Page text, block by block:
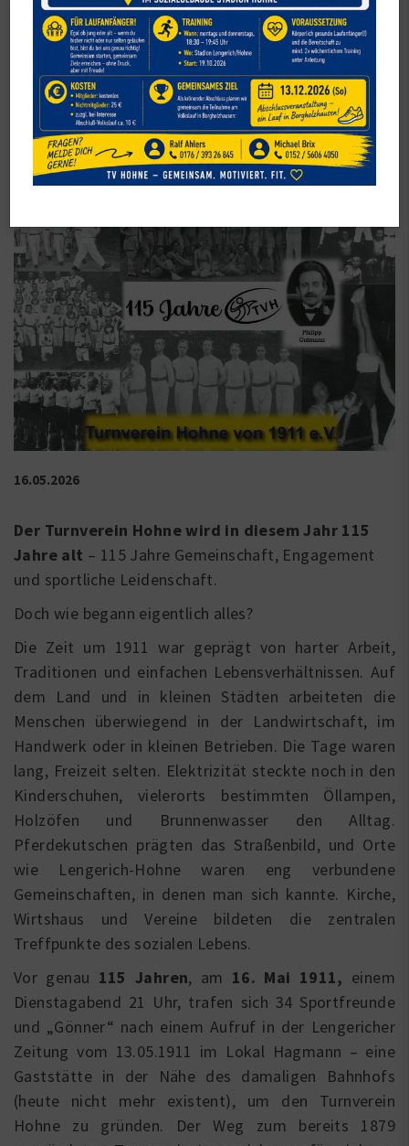
115 Jahre Turnverein Hohne
Herzlichen Glückwunsch zum Geburtstag!
16.05.2026
Der Turnverein Hohne wird in diesem Jahr 115
Jahre alt – 115 Jahre Gemeinschaft, Engagement
und sportliche Leidenschaft.
Doch wie begann eigentlich alles?
Die Zeit um 1911 war geprägt von harter Arbeit,
Traditionen und einfachen Lebensverhältnissen. Auf
dem Land und in kleinen Städten arbeiteten die
Menschen überwiegend in der Landwirtschaft, im
Handwerk oder in kleinen Betrieben. Die Tage waren
lang, Freizeit selten. Elektrizität steckte noch in den
Kinderschuhen, vielerorts bestimmten Öllampen,
Holzöfen und Brunnenwasser den Alltag.
Pferdekutschen prägten das Straßenbild, und Orte
wie Lengerich-Hohne waren eng verbundene
Gemeinschaften, in denen man sich kannte. Kirche,
Wirtshaus und Vereine bildeten die zentralen
Treffpunkte des sozialen Lebens.
Vor genau 115 Jahren, am 16. Mai 1911, einem
Dienstagabend 21 Uhr, trafen sich 34 Sportfreunde
und „Gönner“ nach einem Aufruf in der Lengericher
Zeitung vom 13.05.1911 im Lokal Hagmann – eine
Gaststätte in der Nähe des damaligen Bahnhofs
(heute nicht mehr existent), um den Turnverein
Hohne zu gründen. Der Weg zum bereits 1879